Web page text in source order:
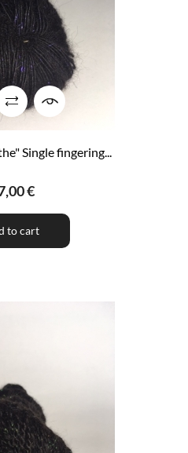
Single fingering...
€
to cart